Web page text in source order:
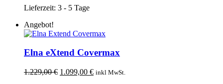
Lieferzeit: 3 - 5 Tage
Angebot!
Elna eXtend Covermax
1.229,00€ Ursprünglicher
1.099,00 €Aktueller
inkl MwSt.